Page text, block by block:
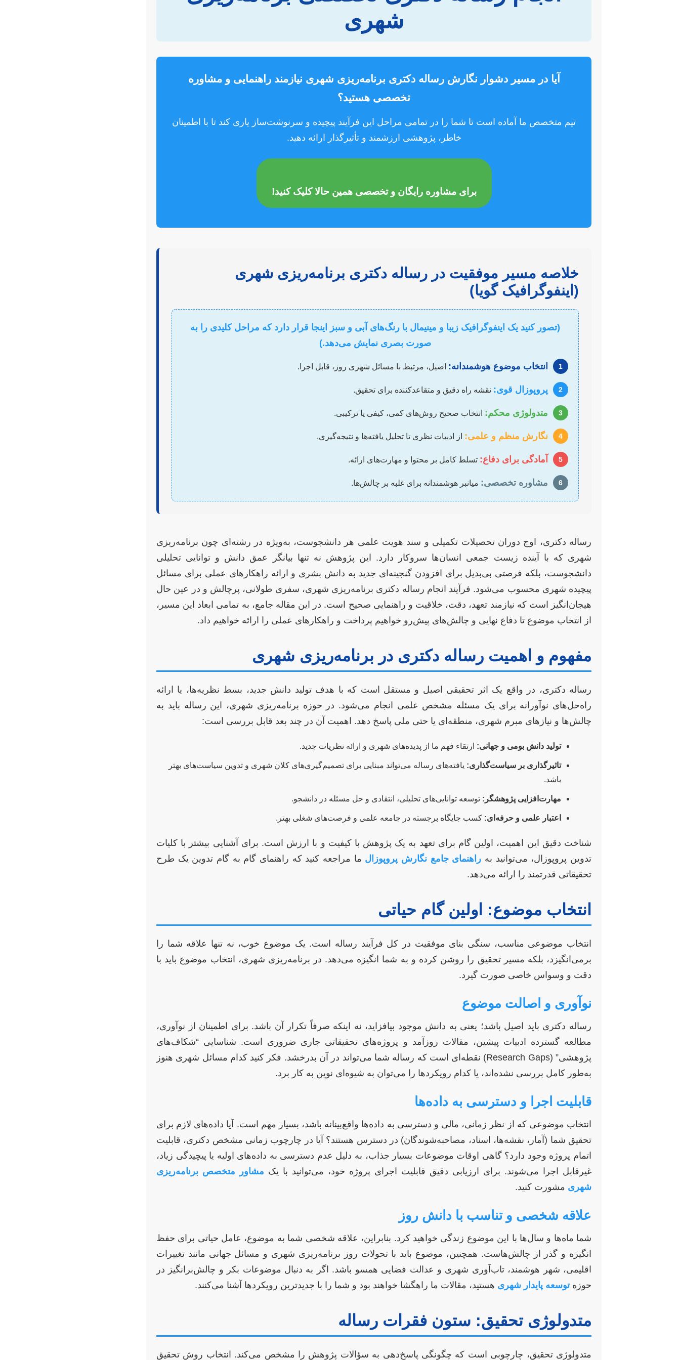
شهری
آیا در مسیر دشوار نگارش رساله دکتری برنامه‌ریزی شهری نیازمند راهنمایی و مشاوره
تخصصی هستید؟
تیم متخصص ما آماده است تا شما را در تمامی مراحل این فرآیند پیچیده و سرنوشت‌ساز یاری کند تا با اطمینان
خاطر، پژوهشی ارزشمند و تأثیرگذار ارائه دهید.
برای مشاوره رایگان و تخصصی همین حالا کلیک کنید!
خلاصه مسیر موفقیت در رساله دکتری برنامه‌ریزی شهری
(اینفوگرافیک گویا)
(تصور کنید یک اینفوگرافیک زیبا و مینیمال با رنگ‌های آبی و سبز اینجا قرار دارد که مراحل کلیدی را به
صورت بصری نمایش می‌دهد.)
1 انتخاب موضوع هوشمندانه: اصیل، مرتبط با مسائل شهری روز، قابل اجرا.
2 پروپوزال قوی: نقشه راه دقیق و متقاعدکننده برای تحقیق.
3 متدولوژی محکم: انتخاب صحیح روش‌های کمی، کیفی یا ترکیبی.
4 نگارش منظم و علمی: از ادبیات نظری تا تحلیل یافته‌ها و نتیجه‌گیری.
5 آمادگی برای دفاع: تسلط کامل بر محتوا و مهارت‌های ارائه.
6 مشاوره تخصصی: میانبر هوشمندانه برای غلبه بر چالش‌ها.
رساله دکتری، اوج دوران تحصیلات تکمیلی و سند هویت علمی هر دانشجوست، به‌ویژه در رشته‌ای چون برنامه‌ریزی
شهری که با آینده زیست جمعی انسان‌ها سروکار دارد. این پژوهش نه تنها بیانگر عمق دانش و توانایی تحلیلی
دانشجوست، بلکه فرصتی بی‌بدیل برای افزودن گنجینه‌ای جدید به دانش بشری و ارائه راهکارهای عملی برای مسائل
پیچیده شهری محسوب می‌شود. فرآیند انجام رساله دکتری برنامه‌ریزی شهری، سفری طولانی، پرچالش و در عین حال
هیجان‌انگیز است که نیازمند تعهد، دقت، خلاقیت و راهنمایی صحیح است. در این مقاله جامع، به تمامی ابعاد این مسیر،
از انتخاب موضوع تا دفاع نهایی و چالش‌های پیش‌رو خواهیم پرداخت و راهکارهای عملی را ارائه خواهیم داد.
مفهوم و اهمیت رساله دکتری در برنامه‌ریزی شهری
رساله دکتری، در واقع یک اثر تحقیقی اصیل و مستقل است که با هدف تولید دانش جدید، بسط نظریه‌ها، یا ارائه
راه‌حل‌های نوآورانه برای یک مسئله مشخص علمی انجام می‌شود. در حوزه برنامه‌ریزی شهری، این رساله باید به
چالش‌ها و نیازهای مبرم شهری، منطقه‌ای یا حتی ملی پاسخ دهد. اهمیت آن در چند بعد قابل بررسی است:
تولید دانش بومی و جهانی: ارتقاء فهم ما از پدیده‌های شهری و ارائه نظریات جدید.
تاثیرگذاری بر سیاست‌گذاری: یافته‌های رساله می‌تواند مبنایی برای تصمیم‌گیری‌های کلان شهری و تدوین سیاست‌های بهتر
باشد.
مهارت‌افزایی پژوهشگر: توسعه توانایی‌های تحلیلی، انتقادی و حل مسئله در دانشجو.
اعتبار علمی و حرفه‌ای: کسب جایگاه برجسته در جامعه علمی و فرصت‌های شغلی بهتر.
شناخت دقیق این اهمیت، اولین گام برای تعهد به یک پژوهش با کیفیت و با ارزش است. برای آشنایی بیشتر با کلیات
تدوین پروپوزال، می‌توانید به راهنمای جامع نگارش پروپوزال ما مراجعه کنید که راهنمای گام به گام تدوین یک طرح
تحقیقاتی قدرتمند را ارائه می‌دهد.
انتخاب موضوع: اولین گام حیاتی
انتخاب موضوعی مناسب، سنگی بنای موفقیت در کل فرآیند رساله است. یک موضوع خوب، نه تنها علاقه شما را
برمی‌انگیزد، بلکه مسیر تحقیق را روشن کرده و به شما انگیزه می‌دهد. در برنامه‌ریزی شهری، انتخاب موضوع باید با
دقت و وسواس خاصی صورت گیرد.
نوآوری و اصالت موضوع
رساله دکتری باید اصیل باشد؛ یعنی به دانش موجود بیافزاید، نه اینکه صرفاً تکرار آن باشد. برای اطمینان از نوآوری،
مطالعه گسترده ادبیات پیشین، مقالات روزآمد و پروژه‌های تحقیقاتی جاری ضروری است. شناسایی “شکاف‌های
پژوهشی” (Research Gaps) نقطه‌ای است که رساله شما می‌تواند در آن بدرخشد. فکر کنید کدام مسائل شهری هنوز
به‌طور کامل بررسی نشده‌اند، یا کدام رویکردها را می‌توان به شیوه‌ای نوین به کار برد.
قابلیت اجرا و دسترسی به داده‌ها
انتخاب موضوعی که از نظر زمانی، مالی و دسترسی به داده‌ها واقع‌بینانه باشد، بسیار مهم است. آیا داده‌های لازم برای
تحقیق شما (آمار، نقشه‌ها، اسناد، مصاحبه‌شوندگان) در دسترس هستند؟ آیا در چارچوب زمانی مشخص دکتری، قابلیت
اتمام پروژه وجود دارد؟ گاهی اوقات موضوعات بسیار جذاب، به دلیل عدم دسترسی به داده‌های اولیه یا پیچیدگی زیاد،
غیرقابل اجرا می‌شوند. برای ارزیابی دقیق قابلیت اجرای پروژه خود، می‌توانید با یک مشاور متخصص برنامه‌ریزی
شهری مشورت کنید.
علاقه شخصی و تناسب با دانش روز
شما ماه‌ها و سال‌ها با این موضوع زندگی خواهید کرد. بنابراین، علاقه شخصی شما به موضوع، عامل حیاتی برای حفظ
انگیزه و گذر از چالش‌هاست. همچنین، موضوع باید با تحولات روز برنامه‌ریزی شهری و مسائل جهانی مانند تغییرات
اقلیمی، شهر هوشمند، تاب‌آوری شهری و عدالت فضایی همسو باشد. اگر به دنبال موضوعات بکر و چالش‌برانگیز در
حوزهتوسعه پایدار شهری هستید، مقالات ما راهگشا خواهند بود و شما را با جدیدترین رویکردها آشنا می‌کنند.
متدولوژی تحقیق: ستون فقرات رساله
متدولوژی تحقیق، چارچوبی است که چگونگی پاسخ‌دهی به سؤالات پژوهش را مشخص می‌کند. انتخاب روش تحقیق